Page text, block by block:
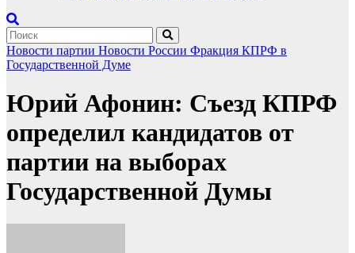
Новости партии Новости России Фракция КПРФ в
Государственной Думе
Юрий Афонин: Съезд КПРФ
определил кандидатов от
партии на выборах
Государственной Думы